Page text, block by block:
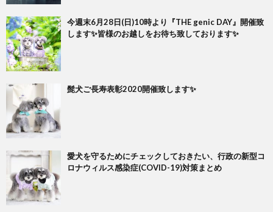
今週末6月28日(日)10時より『THE genic DAY』開催致
します✨皆様のお越しをお待ち致しております✨
髭犬ご長寿表彰2020開催致します✨
愛犬を守るためにチェックしておきたい、行政の新型コ
ロナウィルス感染症(COVID-19)対策まとめ